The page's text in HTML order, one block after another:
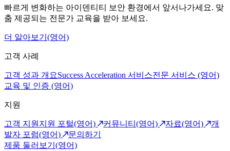
빠르게 변화하는 아이덴티티 보안 환경에서 앞서나가세요. 맞
춤 제공되는 전문가 교육을 받아 보세요.
더 알아보기(영어)
고객 사례
고객 성과 개요Success Acceleration 서비스전문 서비스 (영어)
교육 및 인증 (영어)
지원
고객 지원 지원 포털(영어) 커뮤니티(영어) 자료(영어)
개
발자 포럼(영어)
문의하기
제품 둘러보기(영어)